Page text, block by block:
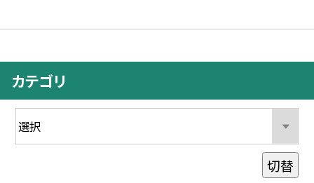
カテゴリ
切替